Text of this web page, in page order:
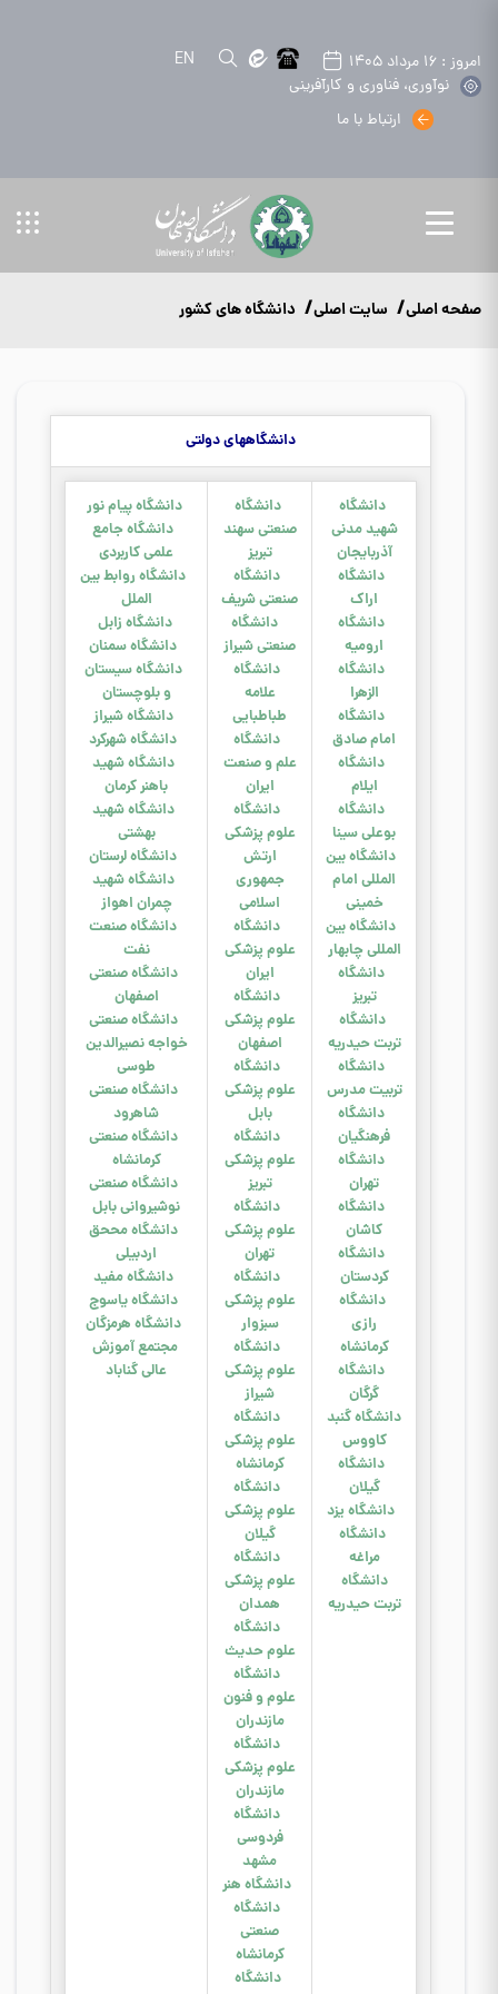
نوآوری، فناوری و کارآفرینی
ارتباط با ما
امروز : 16 مرداد 1405 EN
صفحه اصلی سایت اصلی دانشگاه های کشور
دانشگاههای دولتی
دانشگاه
شهید مدنی
آذربایجان
دانشگاه
اراک
دانشگاه
ارومیه
دانشگاه
الزهرا
دانشگاه
امام صادق
دانشگاه
ایلام
دانشگاه
بوعلی سینا
دانشگاه بین
المللی امام
خمینی
دانشگاه بین
المللی چابهار
دانشگاه
تبریز
دانشگاه
تربت حیدریه
دانشگاه
تربیت مدرس
دانشگاه
فرهنگیان
دانشگاه
تهران
دانشگاه
کاشان
دانشگاه
کردستان
دانشگاه
رازی
کرمانشاه
دانشگاه
گرگان
دانشگاه گنبد
کاووس
دانشگاه
گیلان
دانشگاه یزد
دانشگاه
مراغه
دانشگاه
تربت حیدریه
دانشگاه
صنعتی سهند
تبریز
دانشگاه
صنعتی شریف
دانشگاه
صنعتی شیراز
دانشگاه
علامه
طباطبایی
دانشگاه
علم و صنعت
ایران
دانشگاه
علوم پزشکی
ارتش
جمهوری
اسلامی
دانشگاه
علوم پزشکی
ایران
دانشگاه
علوم پزشکی
اصفهان
دانشگاه
علوم پزشکی
بابل
دانشگاه
علوم پزشکی
تبریز
دانشگاه
علوم پزشکی
تهران
دانشگاه
علوم پزشکی
سبزوار
دانشگاه
علوم پزشکی
شیراز
دانشگاه
علوم پزشکی
کرمانشاه
دانشگاه
علوم پزشکی
گیلان
دانشگاه
علوم پزشکی
همدان
دانشگاه
علوم حدیث
دانشگاه
علوم و فنون
مازندران
دانشگاه
علوم پزشکی
مازندران
دانشگاه
فردوسی
مشهد
دانشگاه هنر
دانشگاه
صنعتی
کرمانشاه
دانشگاه
دانشگاه پیام نور
دانشگاه جامع
علمی کاربردی
دانشگاه روابط بین
الملل
دانشگاه زابل
دانشگاه سمنان
دانشگاه سیستان
و بلوچستان
دانشگاه شیراز
دانشگاه شهرکرد
دانشگاهشهید
باهنر کرمان
دانشگاه شهید
بهشتی
دانشگاه لرستان
دانشگاه شهید
چمران اهواز
دانشگاه صنعت
نفت
دانشگاه صنعتی
اصفهان
دانشگاه صنعتی
خواجه نصیرالدین
طوسی
دانشگاه صنعتی
شاهرود
دانشگاه صنعتی
کرمانشاه
دانشگاه صنعتی
نوشیروانی بابل
دانشگاه مححق
اردبیلی
دانشگاه مفید
دانشگاه یاسوج
دانشگاه هرمزگان
مجتمع آموزش
عالی گناباد